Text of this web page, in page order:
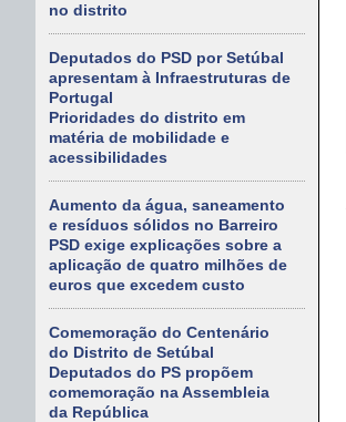
no distrito
Deputados do PSD por Setúbal
apresentam à Infraestruturas de
Portugal
Prioridades do distrito em
matéria de mobilidade e
acessibilidades
Aumento da água, saneamento
e resíduos sólidos no Barreiro
PSD exige explicações sobre a
aplicação de quatro milhões de
euros que excedem custo
Comemoração do Centenário
do Distrito de Setúbal
Deputados do PS propõem
comemoração na Assembleia
da República